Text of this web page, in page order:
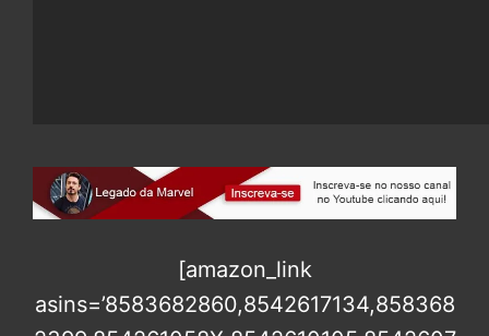
[amazon_link
asins=’8583682860,8542617134,858368